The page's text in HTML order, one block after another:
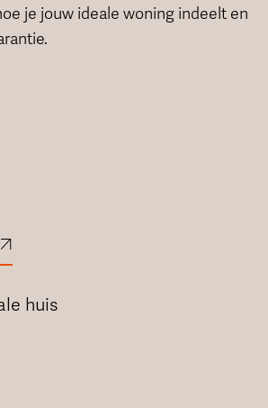
je jouw ideale woning indeelt en
huis